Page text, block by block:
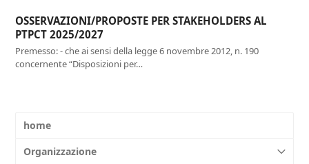
OSSERVAZIONI/PROPOSTE PER STAKEHOLDERS AL
PTPCT 2025/2027
Premesso: - che ai sensi della legge 6 novembre 2012, n. 190
concernente “Disposizioni per…
home
Organizzazione